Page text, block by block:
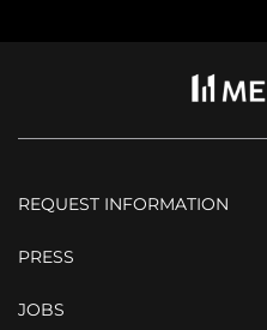
REQUEST INFORMATION
PRESS
JOBS